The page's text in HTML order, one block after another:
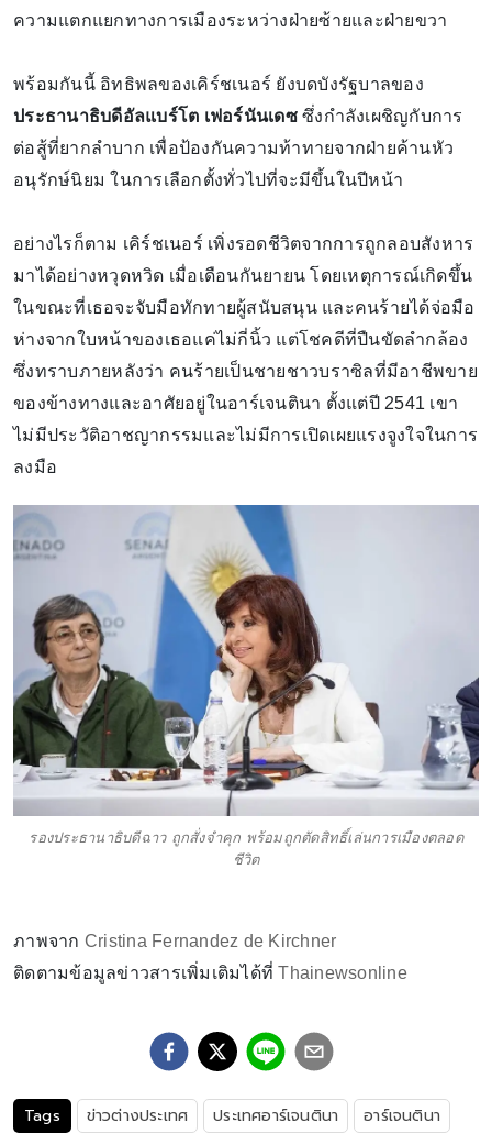
ความแตกแยกทางการเมืองระหว่างฝ่ายซ้ายและฝ่ายขวา
พร้อมกันนี้ อิทธิพลของเคิร์ชเนอร์ ยังบดบังรัฐบาลของ
ประธานาธิบดีอัลแบร์โต เฟอร์นันเดซซึ่งกำลังเผชิญกับการ
ต่อสู้ที่ยากลำบาก เพื่อป้องกันความท้าทายจากฝ่ายค้านหัว
อนุรักษ์นิยม ในการเลือกตั้งทั่วไปที่จะมีขึ้นในปีหน้า
อย่างไรก็ตาม เคิร์ชเนอร์ เพิ่งรอดชีวิตจากการถูกลอบสังหาร
มาได้อย่างหวุดหวิด เมื่อเดือนกันยายน โดยเหตุการณ์เกิดขึ้น
ในขณะที่เธอจะจับมือทักทายผู้สนับสนุน และคนร้ายได้จ่อมือ
ห่างจากใบหน้าของเธอแค่ไม่กี่นิ้ว แต่โชคดีที่ปืนขัดลำกล้อง
ซึ่งทราบภายหลังว่า คนร้ายเป็นชายชาวบราซิลที่มีอาชีพขาย
ของข้างทางและอาศัยอยู่ในอาร์เจนตินา ตั้งแต่ปี 2541 เขา
ไม่มีประวัติอาชญากรรมและไม่มีการเปิดเผยแรงจูงใจในการ
ลงมือ
รองประธานาธิบดีฉาว ถูกสั่งจำคุก พร้อมถูกตัดสิทธิ์เล่นการเมืองตลอด
ชีวิต
ภาพจาก Cristina Fernandez de Kirchner
ติดตามข้อมูลข่าวสารเพิ่มเติมได้ที่Thainewsonline
Tags ข่าวต่างประเทศ ประเทศอาร์เจนตินา
อาร์เจนตินา